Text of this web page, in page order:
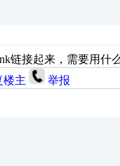
链接起来，需要用什
楼主 举报